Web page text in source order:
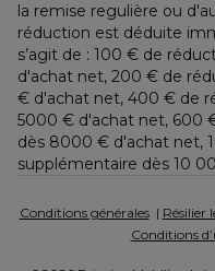
la remise regulière ou
réduction est déduite
s’agit de : 100 € de
d'achat net, 200 € de
€ d'achat net, 400 € de
5000 € d'achat net, 600
dès 8000 € d'achat net,
supplémentaire dès 10
Conditions générales
  |
Résilier
Conditions